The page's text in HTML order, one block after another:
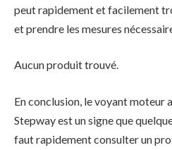
peut rapidement et facilement
et prendre les mesures
Aucun produit trouvé.
En conclusion, le voyant moteur
Stepway est un signe que
faut rapidement consulter un